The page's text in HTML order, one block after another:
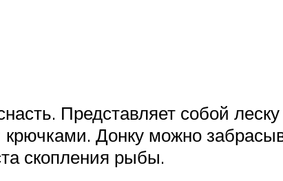
Представляет собой
Донку можно
скопления рыбы.